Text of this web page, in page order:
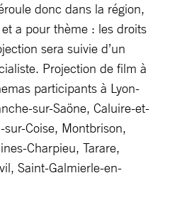
donc dans la région,
a pour thème : les droits
sera suivie d’un
Projection de film à
participants à Lyon-
sur-Saöne, Caluire-et-
Coise, Montbrison,
Charpieu, Tarare,
Saint-Galmierle-en-